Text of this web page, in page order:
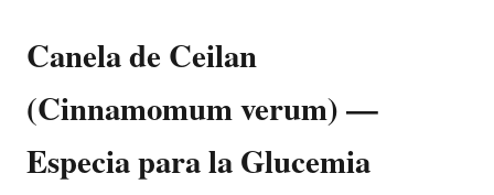
Canela de Ceilan
(Cinnamomum verum) —
Especia para la Glucemia